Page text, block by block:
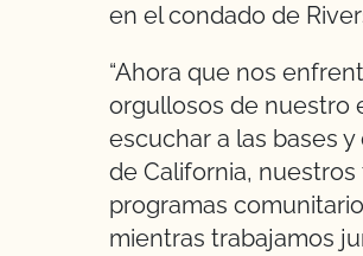
en el condado de
“Ahora que nos
orgullosos de nuestro
escuchar a las bases
de California, nuestros
programas
mientras trabajamos